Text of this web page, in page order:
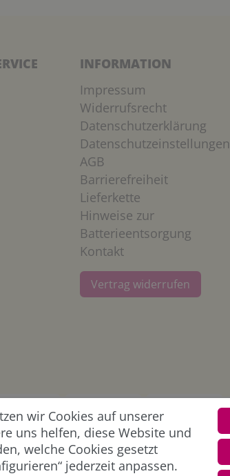
INFORMATION
Impressum
Widerrufsrecht
Datenschutzerklärung
Datenschutzeinstellungen
AGB
Barrierefreiheit
Lieferkette
Hinweise zur
Batterieentsorgung
Kontakt
Vertrag widerrufen
wir Cookies auf unserer
uns helfen, diese Website und
welche Cookies gesetzt
jederzeit anpassen.